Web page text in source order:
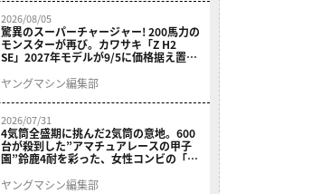
2026/08/05
驚異のスーパーチャージャー! 200馬力の
モンスターが再び。カワサキ「Z H2
SE」2027年モデルが9/5に価格据え置き
ヤングマシン編集部
2026/07/31
4気筒全盛期に挑んだ2気筒の意地。600
台が殺到した”アマチュアレースの甲子
園”鈴鹿4耐を彩った、女性コンビの「ス
ヤングマシン編集部